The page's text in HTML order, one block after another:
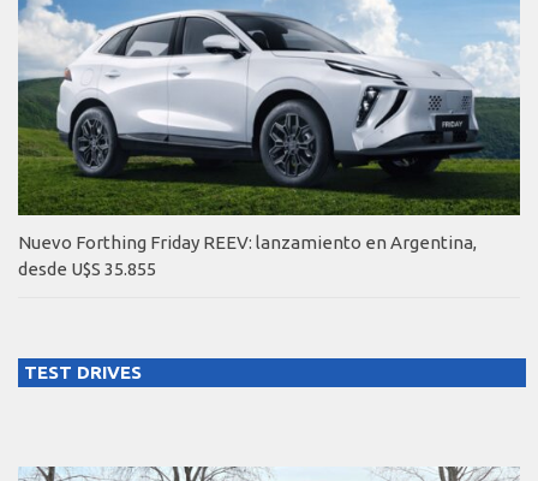
Nuevo Forthing Friday REEV: lanzamiento en Argentina,
desde U$S 35.855
TEST DRIVES